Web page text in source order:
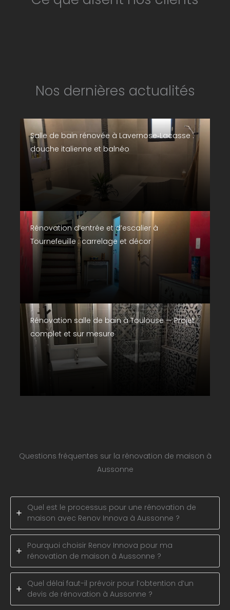
Nos dernières actualités
Salle de bain rénovée à Lavernose‑Lacasse :
douche italienne et balnéo
Rénovation d’entrée et d’escalier à
Tournefeuille : carrelage et décor
Rénovation salle de bain à Toulouse — Projet
complet et sur mesure
Questions fréquentes sur la rénovation de maison à
Aussonne
Quel est le processus pour une rénovation de
maison avec Renov Innova à Aussonne ?
Pourquoi choisir Renov Innova pour ma
rénovation de maison à Aussonne ?
Quel délai faut-il prévoir pour l’obtention d’un
devis de rénovation à Aussonne ?